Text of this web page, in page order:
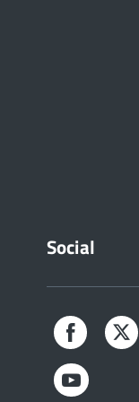
Social
Facebook